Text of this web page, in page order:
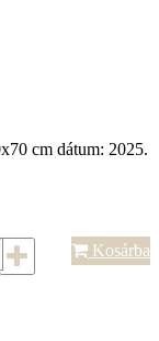
cm dátum: 2025.
Kosárba